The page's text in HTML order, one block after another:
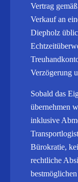
Vertrag
Verkauf an
Diepholz
Verzögerung
Sobald das
übernehmen
inklusive
Bürokratie,
rechtliche